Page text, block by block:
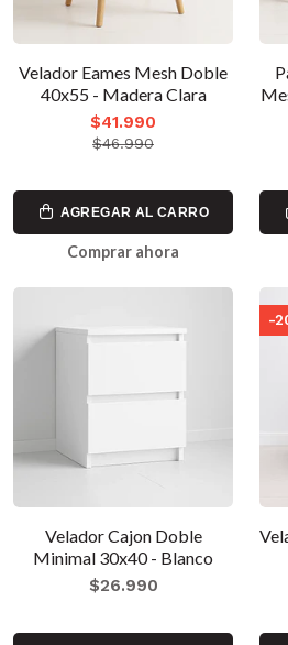
Velador Eames Mesh Doble
40x55 - Madera Clara
$41.990
$46.990
AGREGAR AL CARRO
Comprar ahora
Velador Cajon Doble
Minimal 30x40 - Blanco
$26.990
-